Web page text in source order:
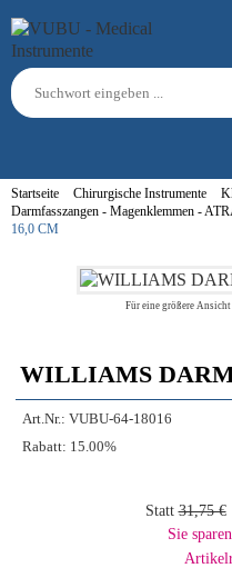
Startseite Chirurgische Instrumente
Darmfasszangen - Magenklemmen -
16,0 CM
Für eine größere
WILLIAMS
Art.Nr.: VUBU-64-18016
Rabatt: 15.00%
Statt 31,75 €
Sie